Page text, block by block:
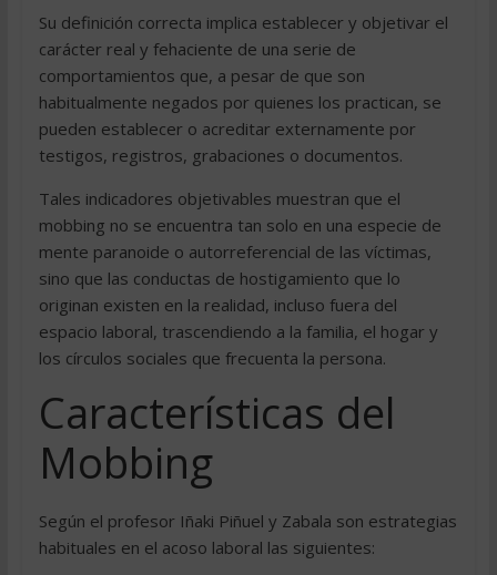
Su definición correcta implica establecer y objetivar el
carácter real y fehaciente de una serie de
comportamientos que, a pesar de que son
habitualmente negados por quienes los practican, se
pueden establecer o acreditar externamente por
testigos, registros, grabaciones o documentos.
Tales indicadores objetivables muestran que el
mobbing no se encuentra tan solo en una especie de
mente paranoide o autorreferencial de las víctimas,
sino que las conductas de hostigamiento que lo
originan existen en la realidad, incluso fuera del
espacio laboral, trascendiendo a la familia, el hogar y
los círculos sociales que frecuenta la persona.
Características del
Mobbing
Según el profesor Iñaki Piñuel y Zabala son estrategias
habituales en el acoso laboral las siguientes: